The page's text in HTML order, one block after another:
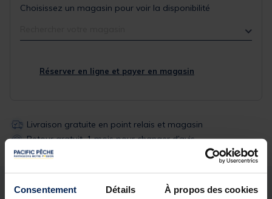
Consentement Détails À propos des cookies
Choisissez un magasin pour voir la disponibilité
Réserver en ligne et payer en magasin
Livraison gratuite en point relais et magasin
Retour gratuit, 1 mois pour changer d’avis
Description Spécifications